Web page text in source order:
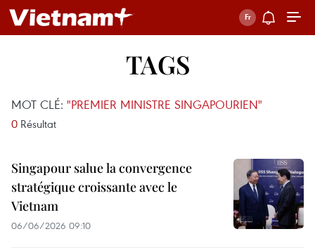
TAGS
MOT CLÉ: "PREMIER MINISTRE SINGAPOURIEN"
0 Résultat
Singapour salue la convergence
stratégique croissante avec le
Vietnam
06/06/2026 09:10